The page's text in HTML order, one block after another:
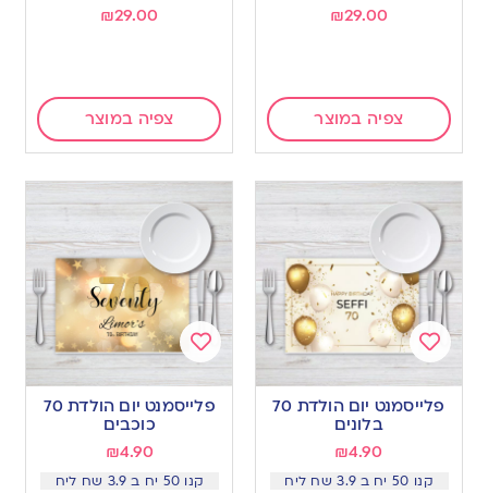
₪29.00
צפיה במוצר
₪29.00
צפיה במוצר
Add
to
פלייסמנט יום הולדת 70
בלונים
₪4.90
קנו 50 יח ב 3.9 שח ליח
Add
to
פלייסמנט יום הולדת 70
כוכבים
₪4.90
קנו 50 יח ב 3.9 שח ליח